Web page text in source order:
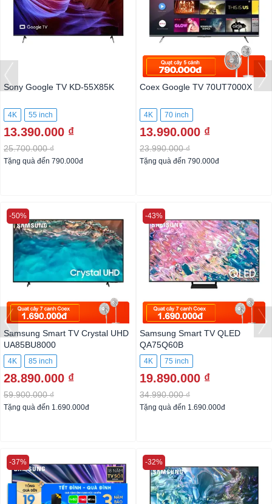
Sony Google TV KD-55X85K
4K 55 inch
13.390.000 ₫
25.700.000 ₫
Tặng quà đến 790.000đ
Coex Google TV 70UT7000X
4K 70 inch
13.990.000 ₫
23.990.000 ₫
Tặng quà đến 790.000đ
Samsung Smart TV Crystal UHD
UA85BU8000
4K 85 inch
28.890.000 ₫
59.900.000 ₫
-50%
Tặng quà đến 1.690.000đ
Samsung Smart TV QLED
QA75Q60B
4K 75 inch
19.890.000 ₫
34.990.000 ₫
-43%
Tặng quà đến 1.690.000đ
-37% -32%